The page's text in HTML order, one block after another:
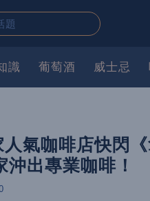
識 葡萄酒 威士忌
氣咖啡店快閃
出專業咖啡！